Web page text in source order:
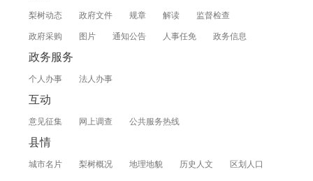
梨树动态 政府文件 规章 解读 监督检查
政府采购 图片 通知公告 人事任免 政务信息
政务服务
个人办事 法人办事
互动
意见征集 网上调查 公共服务热线
县情
城市名片 梨树概况 地理地貌 历史人文 区划人口